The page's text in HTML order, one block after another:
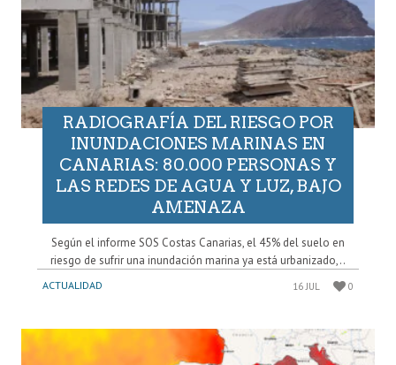
RADIOGRAFÍA DEL RIESGO POR
INUNDACIONES MARINAS EN
CANARIAS: 80.000 PERSONAS Y
LAS REDES DE AGUA Y LUZ, BAJO
AMENAZA
Según el informe SOS Costas Canarias, el 45% del suelo en
riesgo de sufrir una inundación marina ya está urbanizado,..
ACTUALIDAD 16 JUL 0